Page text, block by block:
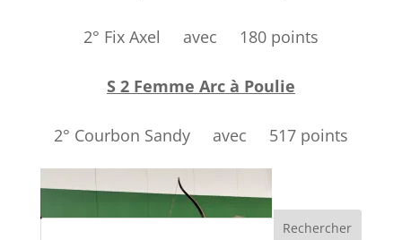
2° Fix Axel avec 180 points
S 2 Femme Arc à Poulie
2° Courbon Sandy avec 517 points